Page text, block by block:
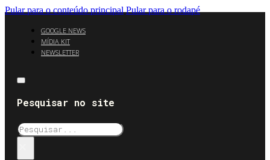
Pular para o conteúdo principal Pular para o rodapé
GOOGLE NEWS
MÍDIA KIT
NEWSLETTER
Pesquisar no site
Pesquisar